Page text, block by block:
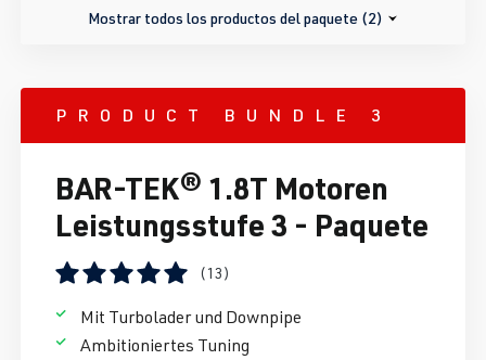
Mostrar todos los productos del paquete (2)
PRODUCT BUNDLE 3
BAR-TEK® 1.8T Motoren
Leistungsstufe 3 - Paquete
(13)
Mit Turbolader und Downpipe
Ambitioniertes Tuning